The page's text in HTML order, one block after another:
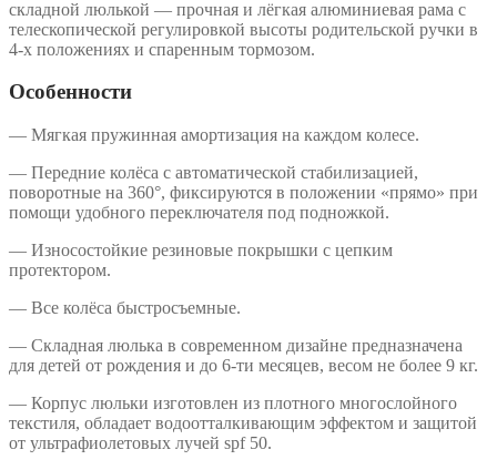
в
1
Calm
складной люлькой — прочная и лёгкая алюминиевая рама с
телескопической регулировкой высоты родительской ручки в
4-х положениях и спаренным тормозом.
Особенности
— Мягкая пружинная амортизация на каждом колесе.
— Передние колёса с автоматической стабилизацией,
поворотные на 360°, фиксируются в положении «прямо» при
помощи удобного переключателя под подножкой.
— Износостойкие резиновые покрышки с цепким
протектором.
— Все колёса быстросъемные.
— Складная люлька в современном дизайне предназначена
для детей от рождения и до 6-ти месяцев, весом не более 9 кг.
— Корпус люльки изготовлен из плотного многослойного
текстиля, обладает водоотталкивающим эффектом и защитой
от ультрафиолетовых лучей spf 50.